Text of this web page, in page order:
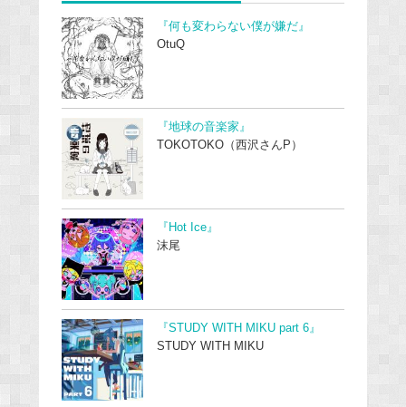
『何も変わらない僕が嫌だ』
OtuQ
『地球の音楽家』
TOKOTOKO（西沢さんP）
『Hot Ice』
沫尾
『STUDY WITH MIKU part 6』
STUDY WITH MIKU